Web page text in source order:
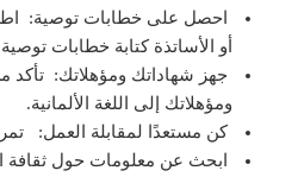
احصل على خطابات توصية:
أو الأساتذة كتابة خطابات
جهز شهاداتك ومؤهلاتك: تأكد
ومؤهلاتك إلى اللغة الألمانية.
كن مستعدًا لمقابلة العمل:
ابحث عن معلومات حول ثقافة